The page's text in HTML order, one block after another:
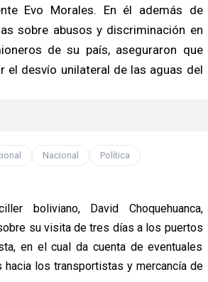
Evo Morales. En él además de
sobre abusos y discriminación en
de su país, aseguraron que
el desvío unilateral de las aguas del
Nacional Política
boliviano, David Choquehuanca,
su visita de tres días a los puertos
en el cual da cuenta de eventuales
los transportistas y mercancía de